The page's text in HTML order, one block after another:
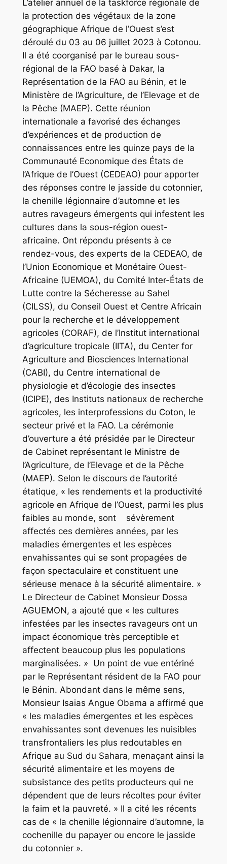
L’atelier annuel de la taskforce régionale de
la protection des végétaux de la zone
géographique Afrique de l’Ouest s’est
déroulé du 03 au 06 juillet 2023 à Cotonou.
Il a été coorganisé par le bureau sous-
régional de la FAO basé à Dakar, la
Représentation de la FAO au Bénin, et le
Ministère de l’Agriculture, de l’Elevage et de
la Pêche (MAEP). Cette réunion
internationale a favorisé des échanges
d’expériences et de production de
connaissances entre les quinze pays de la
Communauté Economique des États de
l’Afrique de l’Ouest (CEDEAO) pour apporter
des réponses contre le jasside du cotonnier,
la chenille légionnaire d’automne et les
autres ravageurs émergents qui infestent les
cultures dans la sous-région ouest-
africaine. Ont répondu présents à ce
rendez-vous, des experts de la CEDEAO, de
l’Union Economique et Monétaire Ouest-
Africaine (UEMOA), du Comité Inter-États de
Lutte contre la Sécheresse au Sahel
(CILSS), du Conseil Ouest et Centre Africain
pour la recherche et le développement
agricoles (CORAF), de l’Institut international
d’agriculture tropicale (IITA), du Center for
Agriculture and Biosciences International
(CABI), du Centre international de
physiologie et d’écologie des insectes
(ICIPE), des Instituts nationaux de recherche
agricoles, les interprofessions du Coton, le
secteur privé et la FAO. La cérémonie
d’ouverture a été présidée par le Directeur
de Cabinet représentant le Ministre de
l’Agriculture, de l’Elevage et de la Pêche
(MAEP). Selon le discours de l’autorité
étatique, « les rendements et la productivité
agricole en Afrique de l’Ouest, parmi les plus
faibles au monde, sont sévèrement
affectés ces dernières années, par les
maladies émergentes et les espèces
envahissantes qui se sont propagées de
façon spectaculaire et constituent une
sérieuse menace à la sécurité alimentaire. »
Le Directeur de Cabinet Monsieur Dossa
AGUEMON, a ajouté que « les cultures
infestées par les insectes ravageurs ont un
impact économique très perceptible et
affectent beaucoup plus les populations
marginalisées. » Un point de vue entériné
par le Représentant résident de la FAO pour
le Bénin. Abondant dans le même sens,
Monsieur Isaias Angue Obama a affirmé que
« les maladies émergentes et les espèces
envahissantes sont devenues les nuisibles
transfrontaliers les plus redoutables en
Afrique au Sud du Sahara, menaçant ainsi la
sécurité alimentaire et les moyens de
subsistance des petits producteurs qui ne
dépendent que de leurs récoltes pour éviter
la faim et la pauvreté. » Il a cité les récents
cas de « la chenille légionnaire d’automne, la
cochenille du papayer ou encore le jasside
du cotonnier ».